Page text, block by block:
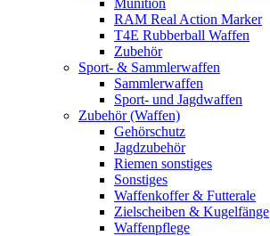
Munition
RAM Real Action Marker
T4E Rubberball Waffen
Zubehör
Sport- & Sammlerwaffen
Sammlerwaffen
Sport- und Jagdwaffen
Zubehör (Waffen)
Gehörschutz
Jagdzubehör
Riemen sonstiges
Sonstiges
Waffenkoffer & Futterale
Zielscheiben & Kugelfänge
Waffenpflege